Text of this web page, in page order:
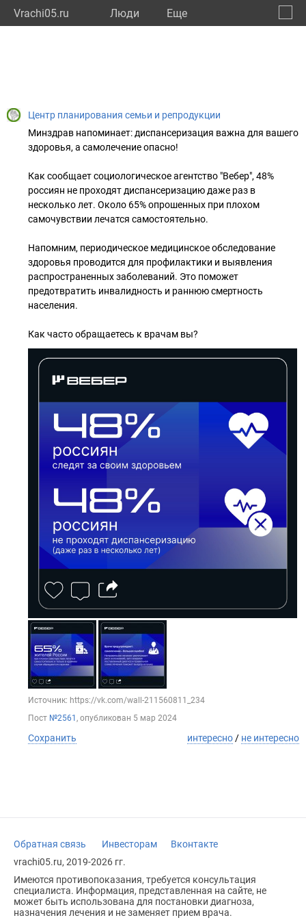
Vrachi05.ru Люди Eще
Центр планирования семьи и репродукции
Минздрав напоминает: диспансеризация важна для вашего
здоровья, а самолечение опасно!
Как сообщает социологическое агентство "Вебер", 48%
россиян не проходят диспансеризацию даже раз в
несколько лет. Около 65% опрошенных при плохом
самочувствии лечатся самостоятельно.
Напомним, периодическое медицинское обследование
здоровья проводится для профилактики и выявления
распространенных заболеваний. Это поможет
предотвратить инвалидность и раннюю смертность
населения.
Как часто обращаетесь к врачам вы?
Источник: https://vk.com/wall-211560811_234
Пост №2561 , опубликован 5 мар 2024
Сохранить интересно / не интересно
Обратная связь Инвесторам
Вконтакте
vrachi05.ru, 2019-2026 гг.
Имеются противопоказания, требуется консультация
специалиста. Информация, представленная на сайте, не
может быть использована для постановки диагноза,
назначения лечения и не заменяет прием врача.